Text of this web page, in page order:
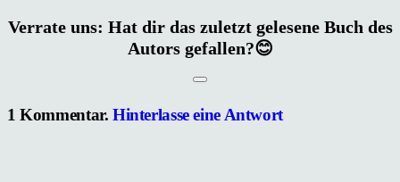
Verrate uns: Hat dir das zuletzt gelesene Buch des
Autors gefallen?😊
1Kommentar. Hinterlasse eine Antwort